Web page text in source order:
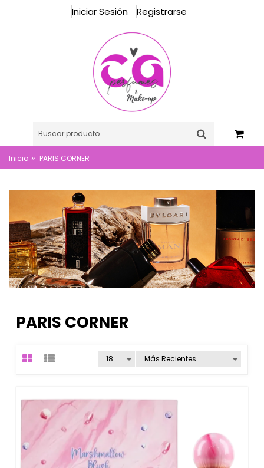
Iniciar Sesión Registrarse
Inicio » PARIS CORNER
PARIS CORNER